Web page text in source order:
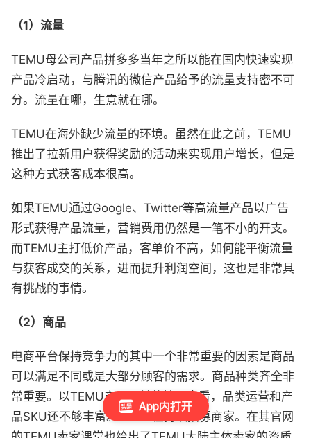
App内打开
（1）流量
TEMU母公司产品拼多多当年之所以能在国内快速实现
产品冷启动，与腾讯的微信产品给予的流量支持密不可
分。流量在哪，生意就在哪。
TEMU在海外缺少流量的环境。虽然在此之前，TEMU
推出了拉新用户获得奖励的活动来实现用户增长，但是
这种方式获客成本很高。
如果TEMU通过Google、Twitter等高流量产品以广告
形式获得产品流量，营销费用仍然是一笔不小的开支。
而TEMU主打低价产品，客单价不高，如何能平衡流量
与获客成交的关系，进而提升利润空间，这也是非常具
有挑战的事情。
（2）商品
电商平台保持竞争力的其中一个非常重要的因素是商品
可以满足不同或是大部分顾客的需求。商品种类齐全非
常重要。以TEMU产品目前的情况来看，品类运营和产
品SKU还不够丰富。TEMU在持续招募商家。在其官网